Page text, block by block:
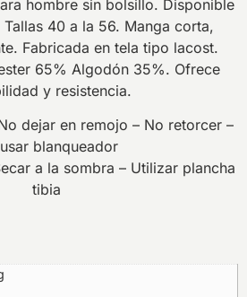
hombre sin bolsillo. Disponible
40 a la 56. Manga corta,
Fabricada en tela tipo lacost.
65% Algodón 35%. Ofrece
y resistencia.
dejar en remojo – No retorcer –
blanqueador
a la sombra – Utilizar plancha
tibia